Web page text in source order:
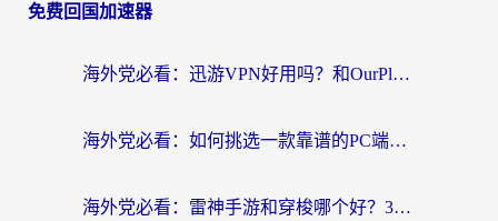
免费回国加速器
海外党必看：迅游VPN好用吗？和OurPlay VPN对比哪个回国效果更好？附真实体验测评
海外党必看：如何挑选一款靠谱的PC端VPN，让回国冲浪不再卡顿
海外党必看：雷神手游和穿梭哪个好？3步教你选对回国加速器（附实测对比）